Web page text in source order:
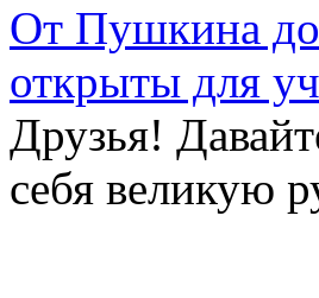
От Пушкина до
открыты для
Друзья!
себя великую